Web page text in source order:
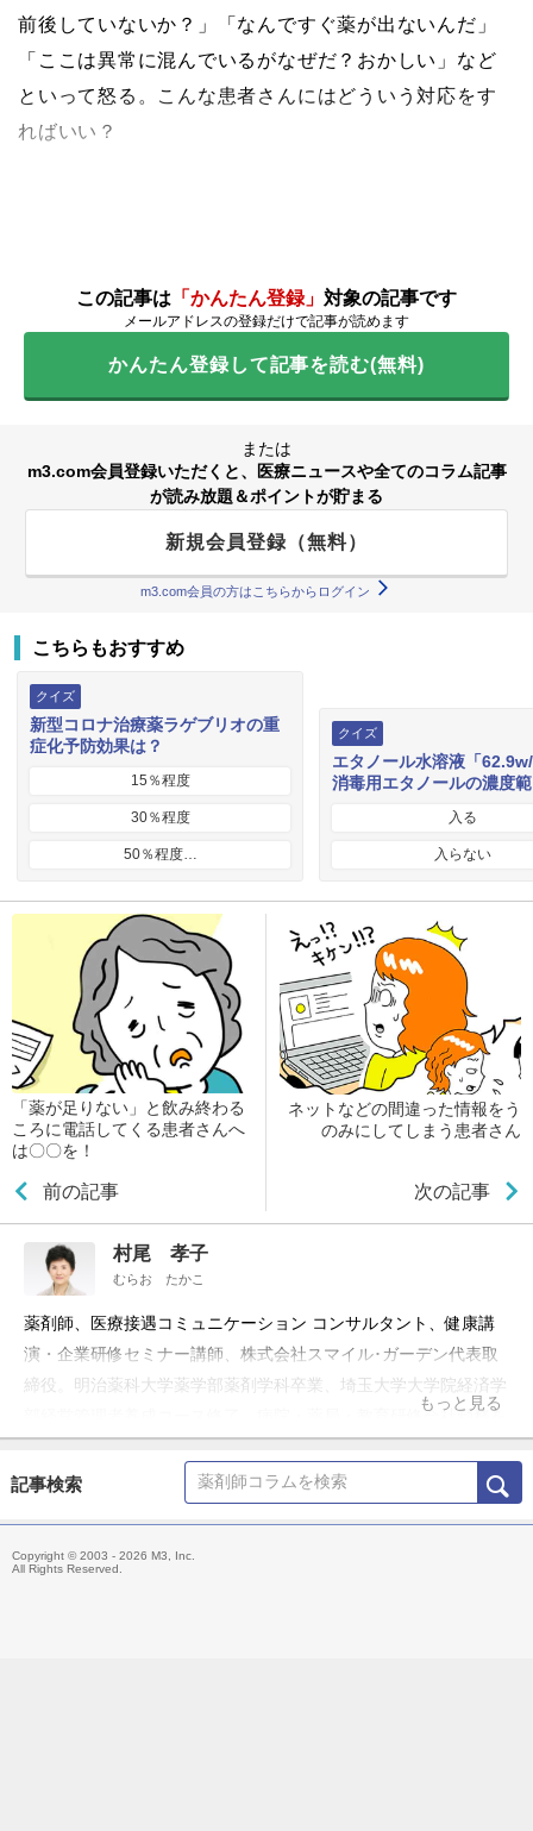
前後していないか？」「なんですぐ薬が出ないんだ」
「ここは異常に混んでいるがなぜだ？おかしい」など
といって怒る。こんな患者さんにはどういう対応をす
ればいい？
この記事は 「かんたん登録」 対象の記事です
メールアドレスの登録だけで記事が読めます
かんたん登録して記事を読む(無料)
または
m3.com会員登録いただくと、医療ニュースや全てのコラム記事
が読み放題＆ポイントが貯まる
新規会員登録（無料）
m3.com会員の方はこちらからログイン
こちらもおすすめ
クイズ
新型コロナ治療薬ラゲブリオの重
症化予防効果は？
15％程度
30％程度
50％程度…
クイズ
エタノール水溶液「
消毒用エタノールの濃度
入る
入らない
「薬が足りない」と飲み終わる
ころに電話してくる患者さんへ
は〇〇を！
前の記事
ネットなどの間違った情報をう
のみにしてしまう患者さん
次の記事
村尾 孝子
むらお たかこ
薬剤師、医療接遇コミュニケーション コンサルタント、健康講
演・企業研修セミナー講師、株式会社スマイル･ガーデン代表取
締役。明治薬科大学薬学部薬剤学科卒業、埼玉大学大学院経済学
部経営管理者養成コース修了、病院・薬局・教育研修会社勤務を
もっと見る
記事検索
Copyright © 2003 - 2026 M3, Inc.
All Rights Reserved.